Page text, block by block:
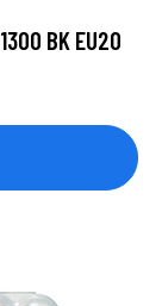
BK EU20